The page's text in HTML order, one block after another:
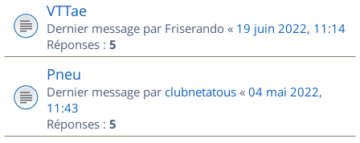
VTTae
Dernier message par Friserando « 19 juin 2022, 11:14
Réponses : 5
Pneu
Dernier message par clubnetatous « 04 mai 2022,
11:43
Réponses : 5